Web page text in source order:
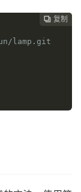
 复制
 复制
 复制
 复制
 复制
 复制
 复制
 复制
 复制
 复制
 复制
 复制
 复制
lamp.git